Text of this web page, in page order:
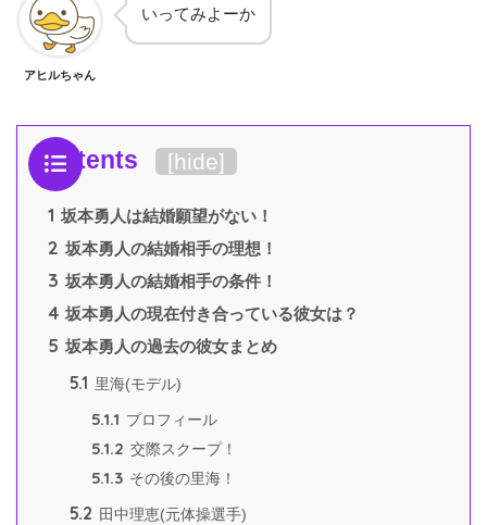
アヒルちゃん
いってみよーか
Contents [hide]
1 坂本勇人は結婚願望がない！
2 坂本勇人の結婚相手の理想！
3 坂本勇人の結婚相手の条件！
4 坂本勇人の現在付き合っている彼女は？
5 坂本勇人の過去の彼女まとめ
5.1 里海(モデル)
5.1.1 プロフィール
5.1.2 交際スクープ！
5.1.3 その後の里海！
5.2 田中理恵(元体操選手)